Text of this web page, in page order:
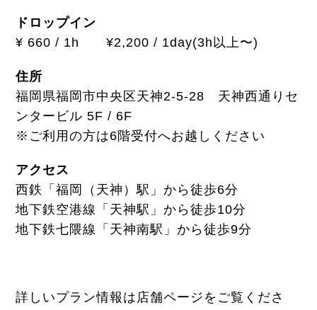
ドロップイン
¥ 660 / 1h ¥2,200 / 1day(3h以上〜)
住所
福岡県福岡市中央区天神2-5-28 天神西通りセ
ンタービル 5F / 6F
※ご利用の方は6階受付へお越しください
アクセス
西鉄「福岡（天神）駅」から徒歩6分
地下鉄空港線「天神駅」から徒歩10分
地下鉄七隈線「天神南駅」から徒歩9分
詳しいプラン情報は店舗ページをご覧くださ